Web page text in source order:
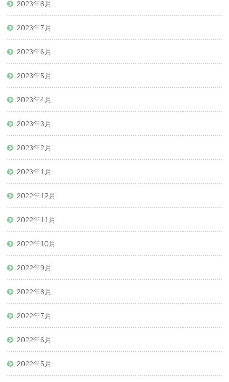
2023年8月
2023年7月
2023年6月
2023年5月
2023年4月
2023年3月
2023年2月
2023年1月
2022年12月
2022年11月
2022年10月
2022年9月
2022年8月
2022年7月
2022年6月
2022年5月